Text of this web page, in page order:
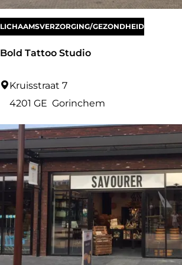
s
Bold Tattoo Studio
B
d
T
a
o
o
Kruisstraat 7
4201 GE Gorinchem
LICHAAMSVERZORGING/GEZONDHEID